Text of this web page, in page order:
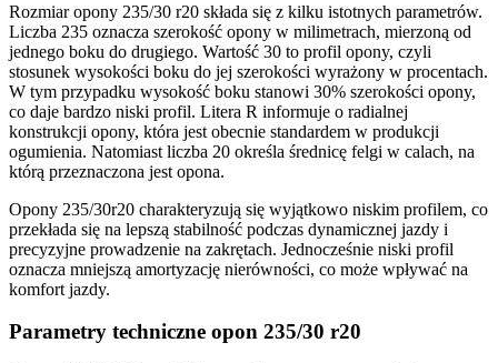
Rozmiar opony 235/30 r20 składa się z kilku istotnych parametrów.
Liczba 235 oznacza szerokość opony w milimetrach, mierzoną od
jednego boku do drugiego. Wartość 30 to profil opony, czyli
stosunek wysokości boku do jej szerokości wyrażony w procentach.
W tym przypadku wysokość boku stanowi 30% szerokości opony,
co daje bardzo niski profil. Litera R informuje o radialnej
konstrukcji opony, która jest obecnie standardem w produkcji
ogumienia. Natomiast liczba 20 określa średnicę felgi w calach, na
którą przeznaczona jest opona.
Opony 235/30r20 charakteryzują się wyjątkowo niskim profilem, co
przekłada się na lepszą stabilność podczas dynamicznej jazdy i
precyzyjne prowadzenie na zakrętach. Jednocześnie niski profil
oznacza mniejszą amortyzację nierówności, co może wpływać na
komfort jazdy.
Parametry techniczne opon 235/30 r20